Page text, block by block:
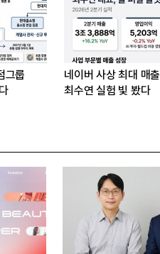
그룹
네이버 사상 최대 매출
최수연 실험 빛 봤다